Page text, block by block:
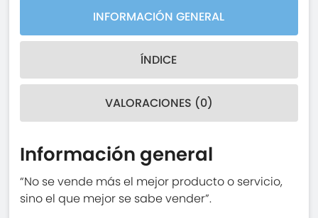
INFORMACIÓN GENERAL
ÍNDICE
VALORACIONES (0)
Información general
“No se vende más el mejor producto o servicio,
sino el que mejor se sabe vender”.